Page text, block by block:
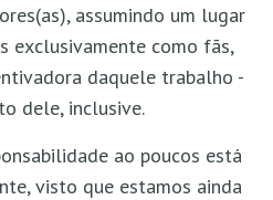
assumindo um lugar
exclusivamente como fãs,
daquele trabalho -
dele, inclusive.
ao poucos está
visto que estamos ainda